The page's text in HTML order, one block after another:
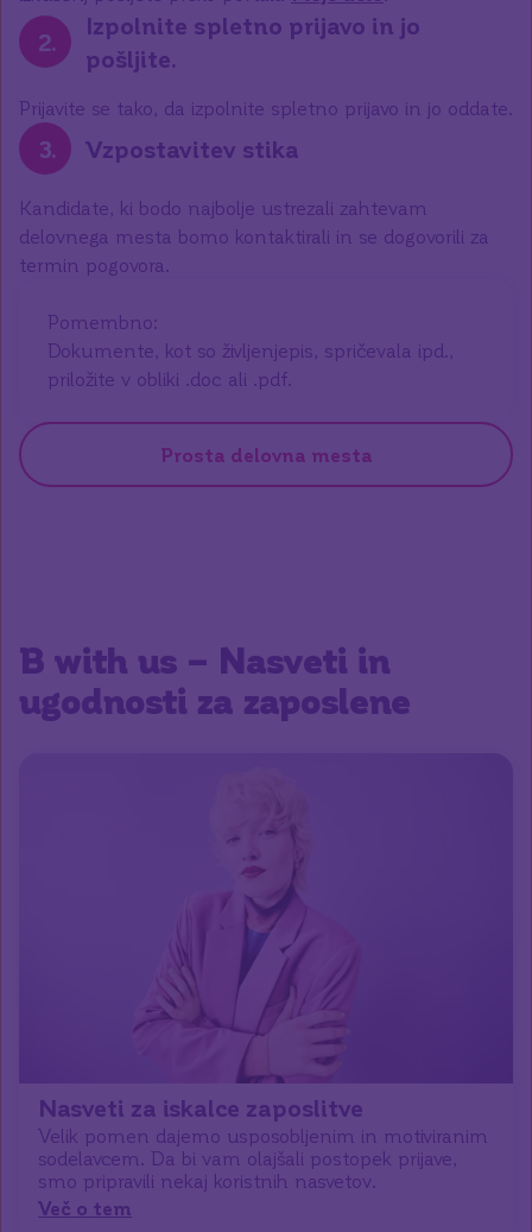
2.
Izpolnite spletno prijavo in jo
pošljite.
Prijavite se tako, da izpolnite spletno prijavo in jo oddate.
3. Vzpostavitev stika
Kandidate, ki bodo najbolje ustrezali zahtevam
delovnega mesta bomo kontaktirali in se dogovorili za
termin pogovora.
Pomembno:
Dokumente, kot so življenjepis, spričevala ipd.,
priložite v obliki .doc ali .pdf.
Prosta delovna mesta
B with us – Nasveti in
ugodnosti za zaposlene
Nasveti za iskalce zaposlitve
Velik pomen dajemo usposobljenim in motiviranim
sodelavcem. Da bi vam olajšali postopek prijave,
smo pripravili nekaj koristnih nasvetov.
Več o tem